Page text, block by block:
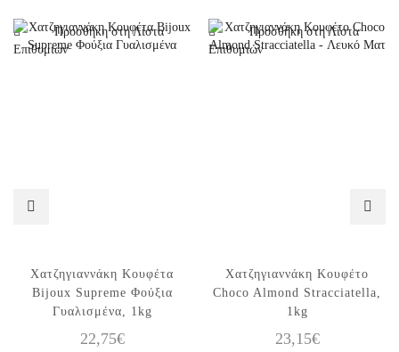
Προσθήκη στη Λίστα
Επιθυμιών
Χατζηγιαννάκη Κουφέτα
Bijoux Supreme Φούξια
Γυαλισμένα, 1kg
22,75€
Προσθήκη στη Λίστα
Επιθυμιών
Χατζηγιαννάκη Κουφέτο
Choco Almond Stracciatella,
1kg
23,15€